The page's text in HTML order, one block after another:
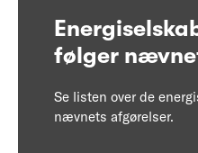
følger
Se listen over de
nævnets afgørelser.